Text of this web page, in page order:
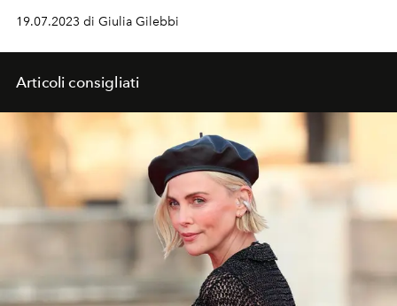
Électroniques. Spiaggia, estate, bikini colorati e tanta
Tale of Us, The Blessed Madonna e Chloé Caillet.
19.07.2023 di Giulia Gilebbi
Articoli consigliati